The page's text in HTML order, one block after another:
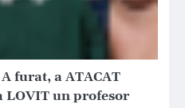
furat, a ATACAT
LOVIT un profesor